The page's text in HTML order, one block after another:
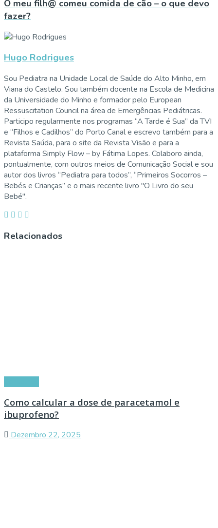
O meu filh@ comeu comida de cão – o que devo
fazer?
Hugo Rodrigues
Sou Pediatra na Unidade Local de Saúde do Alto Minho, em
Viana do Castelo. Sou também docente na Escola de Medicina
da Universidade do Minho e formador pelo European
Ressuscitation Council na área de Emergências Pediátricas.
Participo regularmente nos programas “A Tarde é Sua” da TVI
e “Filhos e Cadilhos” do Porto Canal e escrevo também para a
Revista Saúda, para o site da Revista Visão e para a
plataforma Simply Flow – by Fátima Lopes. Colaboro ainda,
pontualmente, com outros meios de Comunicação Social e sou
autor dos livros “Pediatra para todos”, “Primeiros Socorros –
Bebés e Crianças” e o mais recente livro "O Livro do seu
Bebé".
Relacionados
Como calcular a dose de paracetamol e
ibuprofeno?
Dezembro 22, 2025